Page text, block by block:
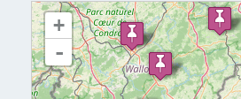
chargement de la carte - veuillez patienter...
+
-